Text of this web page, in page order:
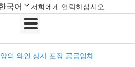
국어 저희에게 연락하십시오
의 와인 상자 포장 공급업체